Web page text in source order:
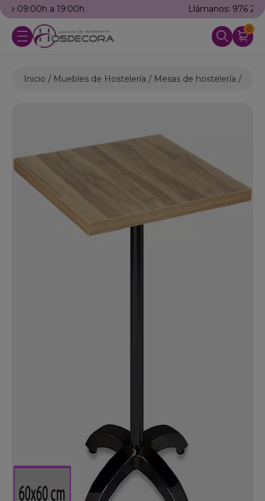
0
Inicio Muebles de Hostelería Mesas de hostelería